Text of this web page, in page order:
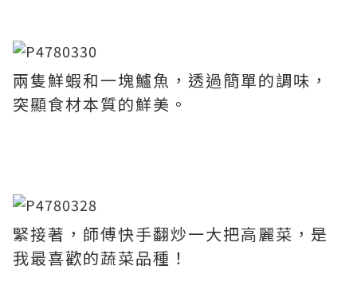
兩隻鮮蝦和一塊鱸魚，透過簡單的調味，
突顯食材本質的鮮美。
緊接著，師傅快手翻炒一大把高麗菜，是
我最喜歡的蔬菜品種！